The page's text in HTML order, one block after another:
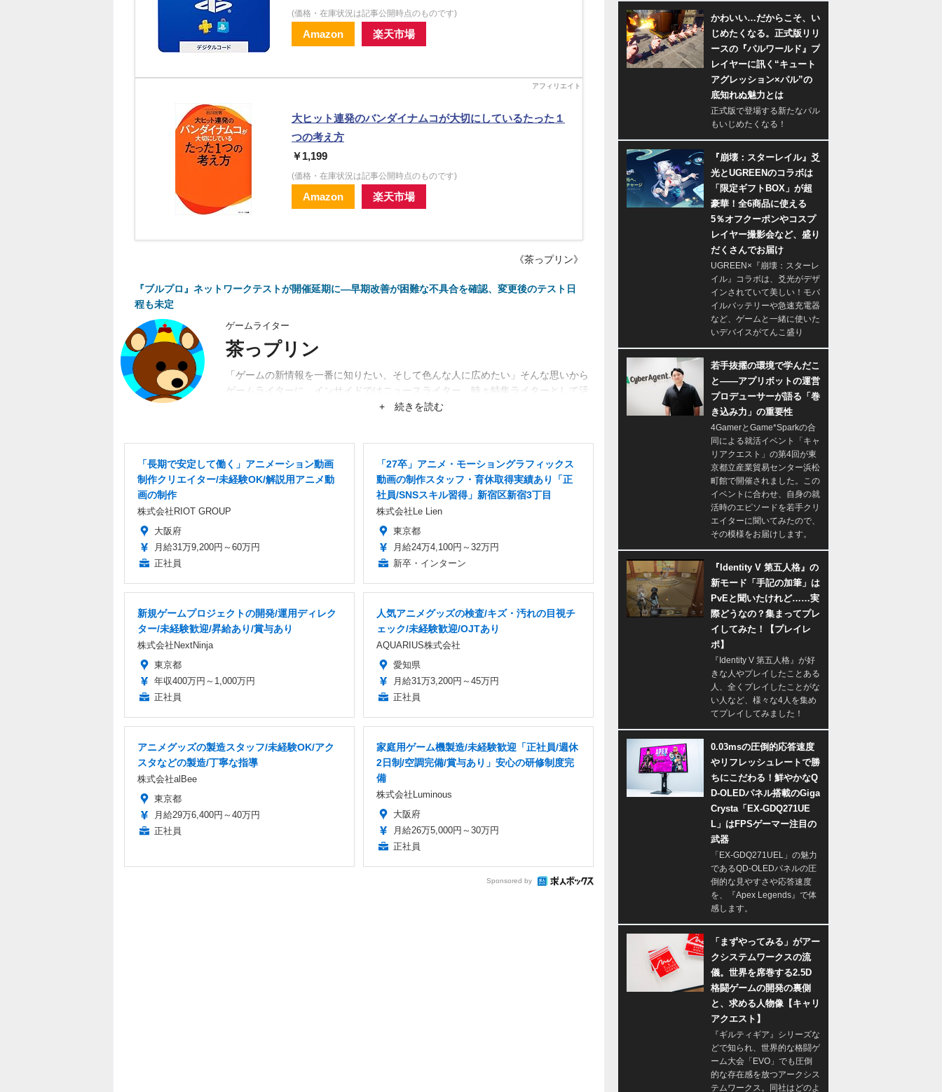
(価格・在庫状況は記事公開時点のものです)
Amazon 楽天市場
大ヒット連発のバンダイナムコが大切にしているたった１
つの考え方
￥1,199
(価格・在庫状況は記事公開時点のものです)
Amazon 楽天市場
《茶っプリン》
『ブルプロ』ネットワークテストが開催延期に―早期改善が困難な不具合を確認、変更後のテスト日
程も未定
ゲームライター
茶っプリン
「ゲームの新情報を一番に知りたい、そして色んな人に広めたい」そんな思いから
ゲームライターに。インサイドではニュースライター、時々特集ライターとして活
動。関係者、ユーザーから生まれるネットブームにも興味あり。
+ 続きを読む
「長期で安定して働く」アニメーション動画
制作クリエイター/未経験OK/解説用アニメ動
画の制作
株式会社RIOT GROUP
大阪府
月給31万9,200円～60万円
正社員
「27卒」アニメ・モーショングラフィックス
動画の制作スタッフ・育休取得実績あり「正
社員/SNSスキル習得」新宿区新宿3丁目
株式会社Le Lien
東京都
月給24万4,100円～32万円
新卒・インターン
新規ゲームプロジェクトの開発/運用ディレク
ター/未経験歓迎/昇給あり/賞与あり
株式会社NextNinja
東京都
年収400万円～1,000万円
正社員
人気アニメグッズの検査/キズ・汚れの目視チ
ェック/未経験歓迎/OJTあり
AQUARIUS株式会社
愛知県
月給31万3,200円～45万円
正社員
アニメグッズの製造スタッフ/未経験OK/アク
スタなどの製造/丁寧な指導
株式会社alBee
東京都
月給29万6,400円～40万円
正社員
家庭用ゲーム機製造/未経験歓迎「正社員/週休
2日制/空調完備/賞与あり」安心の研修制度完
備
株式会社Luminous
大阪府
月給26万5,000円～30万円
正社員
Sponsored by
かわいい…だからこそ、い
じめたくなる。正式版リリ
ースの『パルワールド』プ
レイヤーに訊く“キュート
アグレッション×パル”の
底知れぬ魅力とは
正式版で登場する新たなパル
もいじめたくなる！
『崩壊：スターレイル』爻
光とUGREENのコラボは
「限定ギフトBOX」が超
豪華！全6商品に使える
5％オフクーポンやコスプ
レイヤー撮影会など、盛り
だくさんでお届け
UGREEN×『崩壊：スターレ
イル』コラボは、爻光がデザ
インされていて美しい！モバ
イルバッテリーや急速充電器
など、ゲームと一緒に使いた
いデバイスがてんこ盛り
若手抜擢の環境で学んだこ
と――アプリボットの運営
プロデューサーが語る「巻
き込み力」の重要性
4GamerとGame*Sparkの合
同による就活イベント「キャ
リアクエスト」の第4回が東
京都立産業貿易センター浜松
町館で開催されました。この
イベントに合わせ、自身の就
活時のエピソードを若手クリ
エイターに聞いてみたので、
その模様をお届けします。
『Identity V 第五人格』の
新モード「手記の加筆」は
PvEと聞いたけれど……実
際どうなの？集まってプレ
イしてみた！【プレイレ
ポ】
『Identity V 第五人格』が好
きな人やプレイしたことある
人、全くプレイしたことがな
い人など、様々な4人を集め
てプレイしてみました！
0.03msの圧倒的応答速度
やリフレッシュレートで勝
ちにこだわる！鮮やかなQ
D-OLEDパネル搭載のGiga
Crysta「EX-GDQ271UE
L」はFPSゲーマー注目の
武器
「EX-GDQ271UEL」の魅力
であるQD-OLEDパネルの圧
倒的な見やすさや応答速度
を、『Apex Legends』で体
感します。
「まずやってみる」がアー
クシステムワークスの流
儀。世界を席巻する2.5D
格闘ゲームの開発の裏側
と、求める人物像【キャリ
アクエスト】
『ギルティギア』シリーズな
どで知られ、世界的な格闘ゲ
ーム大会「EVO」でも圧倒
的な存在感を放つアークシス
テムワークス。同社はどのよ